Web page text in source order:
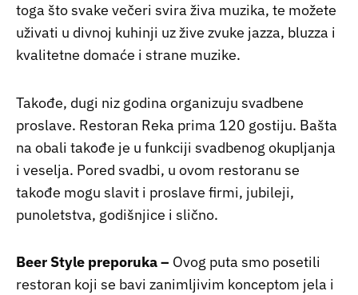
toga što svake večeri svira živa muzika, te možete
uživati u divnoj kuhinji uz žive zvuke jazza, bluzza i
kvalitetne domaće i strane muzike.
Takođe, dugi niz godina organizuju svadbene
proslave. Restoran Reka prima 120 gostiju. Bašta
na obali takođe je u funkciji svadbenog okupljanja
i veselja. Pored svadbi, u ovom restoranu se
takođe mogu slavit i proslave firmi, jubileji,
punoletstva, godišnjice i slično.
Beer Style preporuka – Ovog puta smo posetili
restoran koji se bavi zanimljivim konceptom jela i